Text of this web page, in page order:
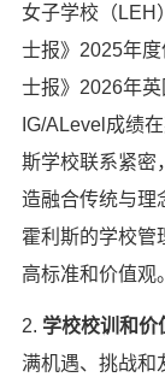
女子学校（LEH
士报》2025年
士报》2026年
IG/ALevel成绩
斯学校联系紧密
造融合传统与理
霍利斯的学校管
高标准和价值观。
2. 学校校训和价
满机遇、挑战和